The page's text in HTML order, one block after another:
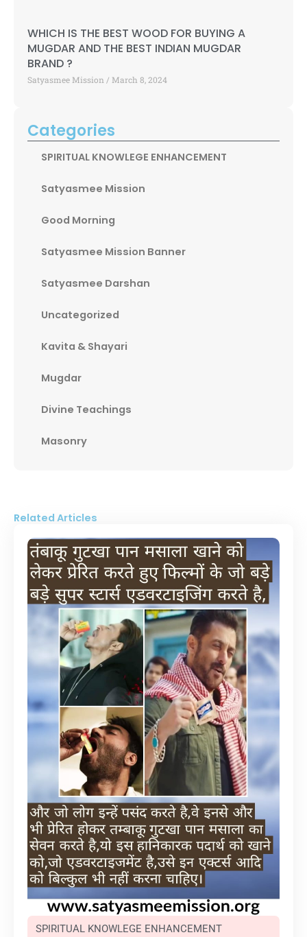
WHICH IS THE BEST WOOD FOR BUYING A
MUGDAR AND THE BEST INDIAN MUGDAR
BRAND ?
Satyasmee Mission March 8, 2024
Categories
SPIRITUAL KNOWLEGE ENHANCEMENT
Satyasmee Mission
Good Morning
Satyasmee Mission Banner
Satyasmee Darshan
Uncategorized
Kavita & Shayari
Mugdar
Divine Teachings
Masonry
Related Articles
SPIRITUAL KNOWLEGE ENHANCEMENT